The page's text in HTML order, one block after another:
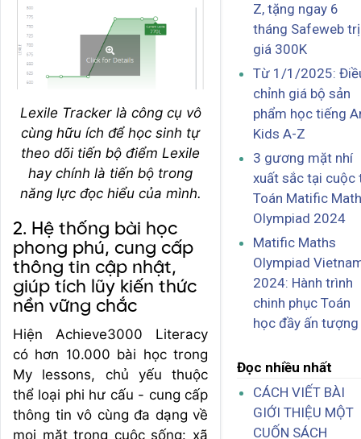
Lexile Tracker là công cụ vô
cùng hữu ích để học sinh tự
theo dõi tiến bộ điểm Lexile
hay chính là tiến bộ trong
năng lực đọc hiểu của mình.
2. Hệ thống bài học
phong phú, cung cấp
thông tin cập nhật,
giúp tích lũy kiến thức
nền vững chắc
Hiện Achieve3000 Literacy
có hơn 10.000 bài học trong
My lessons, chủ yếu thuộc
thể loại phi hư cấu - cung cấp
thông tin vô cùng đa dạng về
mọi mặt trong cuộc sống: xã
Z, tặng ngay 6
tháng Safeweb trị
giá 300K
Từ 1/1/2025:
chỉnh giá bộ sản
phẩm học tiếng
Kids A-Z
3 gương mặt nhí
xuất sắc tại cuộc
Toán Matific
Olympiad 2024
Matific Maths
Olympiad
2024: Hành trình
chinh phục Toán
học đầy ấn tượng
Đọc nhiều nhất
CÁCH VIẾT BÀI
GIỚI THIỆU MỘT
CUỐN SÁCH